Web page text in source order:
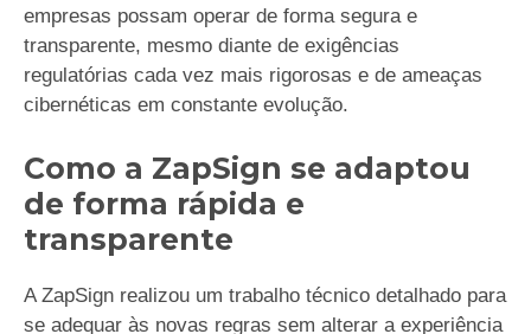
empresas possam operar de forma segura e
transparente, mesmo diante de exigências
regulatórias cada vez mais rigorosas e de ameaças
cibernéticas em constante evolução.
Como a ZapSign se adaptou
de forma rápida e
transparente
A ZapSign realizou um trabalho técnico detalhado para
se adequar às novas regras sem alterar a experiência